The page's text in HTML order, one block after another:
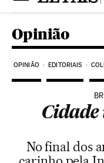
Opinião
OPINIÃO EDITORIAIS
Cidade
No final dos